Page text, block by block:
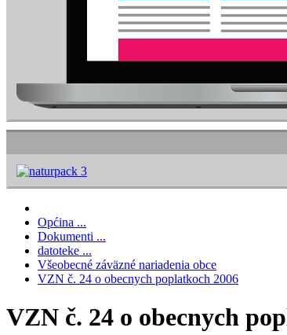
Općina ...
Dokumenti ...
datoteke ...
Všeobecné záväzné nariadenia obce
VZN č. 24 o obecnych poplatkoch 2006
VZN č. 24 o obecnych